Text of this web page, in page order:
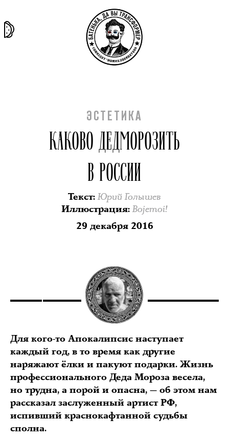
ЭСТЕТИКА
КАКОВО ДЕДМОРОЗИТЬ
В РОССИИ
Текст: Юрий Голышев
Иллюстрация: Bojemoi!
29 декабря 2016
Для кого-то Апокалипсис наступает
каждый год, в то время как другие
наряжают ёлки и пакуют подарки. Жизнь
профессионального Деда Мороза весела,
но трудна, а порой и опасна, — об этом нам
рассказал заслуженный артист РФ,
испивший краснокафтанной судьбы
сполна.